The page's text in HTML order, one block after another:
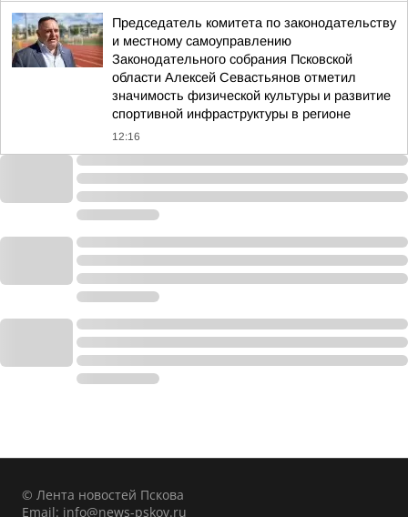
Председатель комитета по законодательству
и местному самоуправлению
Законодательного собрания Псковской
области Алексей Севастьянов отметил
значимость физической культуры и развитие
спортивной инфраструктуры в регионе
12:16
© Лента новостей Пскова
Email: info@news-pskov.ru